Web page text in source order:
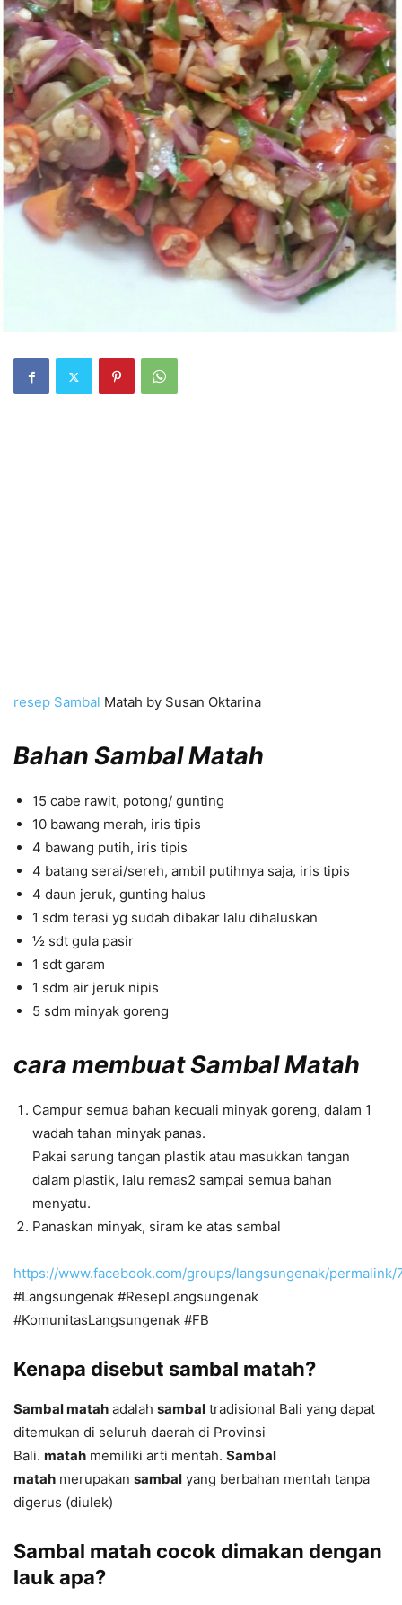
resep Sambal Matah by Susan Oktarina
Bahan Sambal Matah
15 cabe rawit, potong/ gunting
10 bawang merah, iris tipis
4 bawang putih, iris tipis
4 batang serai/sereh, ambil putihnya saja, iris tipis
4 daun jeruk, gunting halus
1 sdm terasi yg sudah dibakar lalu dihaluskan
½ sdt gula pasir
1 sdt garam
1 sdm air jeruk nipis
5 sdm minyak goreng
cara membuat Sambal Matah
Campur semua bahan kecuali minyak goreng, dalam 1
wadah tahan minyak panas.
Pakai sarung tangan plastik atau masukkan tangan
dalam plastik, lalu remas2 sampai semua bahan
menyatu.
Panaskan minyak, siram ke atas sambal
https://www.facebook.com/groups/langsungenak/permalink/
#Langsungenak #ResepLangsungenak
#KomunitasLangsungenak #FB
Kenapa disebut sambal matah?
Sambal matah adalah sambal tradisional Bali yang dapat
ditemukan di seluruh daerah di Provinsi
Bali. matah memiliki arti mentah. Sambal
matah merupakan sambal yang berbahan mentah tanpa
digerus (diulek)
Sambal matah cocok dimakan dengan
lauk apa?